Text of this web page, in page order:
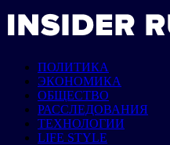
ПОЛИТИКА
ЭКОНОМИКА
ОБЩЕСТВО
РАССЛЕДОВАНИЯ
ТЕХНОЛОГИИ
LIFE STYLE